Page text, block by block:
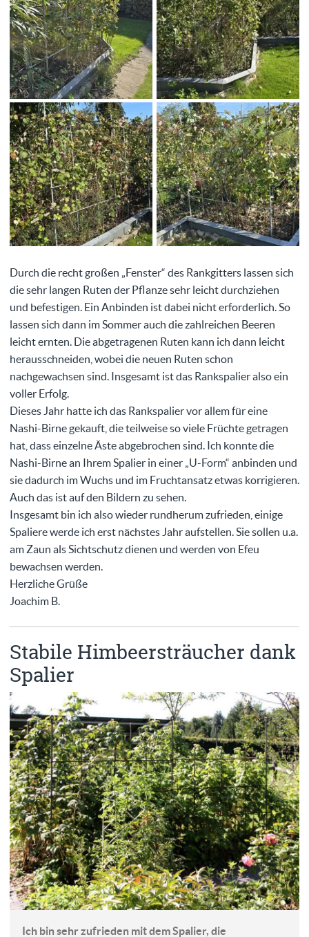
Durch die recht großen „Fenster“ des Rankgitters lassen sich
die sehr langen Ruten der Pflanze sehr leicht durchziehen
und befestigen. Ein Anbinden ist dabei nicht erforderlich. So
lassen sich dann im Sommer auch die zahlreichen Beeren
leicht ernten. Die abgetragenen Ruten kann ich dann leicht
herausschneiden, wobei die neuen Ruten schon
nachgewachsen sind. Insgesamt ist das Rankspalier also ein
voller Erfolg.
Dieses Jahr hatte ich das Rankspalier vor allem für eine
Nashi-Birne gekauft, die teilweise so viele Früchte getragen
hat, dass einzelne Äste abgebrochen sind. Ich konnte die
Nashi-Birne an Ihrem Spalier in einer „U-Form“ anbinden und
sie dadurch im Wuchs und im Fruchtansatz etwas korrigieren.
Auch das ist auf den Bildern zu sehen.
Insgesamt bin ich also wieder rundherum zufrieden, einige
Spaliere werde ich erst nächstes Jahr aufstellen. Sie sollen u.a.
am Zaun als Sichtschutz dienen und werden von Efeu
bewachsen werden.
Herzliche Grüße
Joachim B.
Stabile Himbeersträucher dank
Spalier
Ich bin sehr zufrieden mit dem Spalier, die